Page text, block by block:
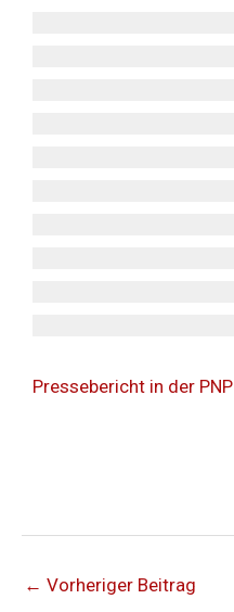
Pressebericht in der PNP
← Vorheriger Beitrag